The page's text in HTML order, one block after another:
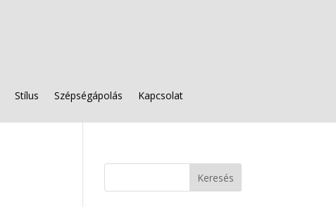
Stílus Szépségápolás Kapcsolat